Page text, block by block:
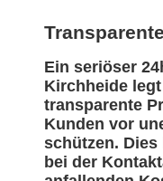
Ein seriöser
Kirchheide
transparente
Kunden vor
schützen.
bei der